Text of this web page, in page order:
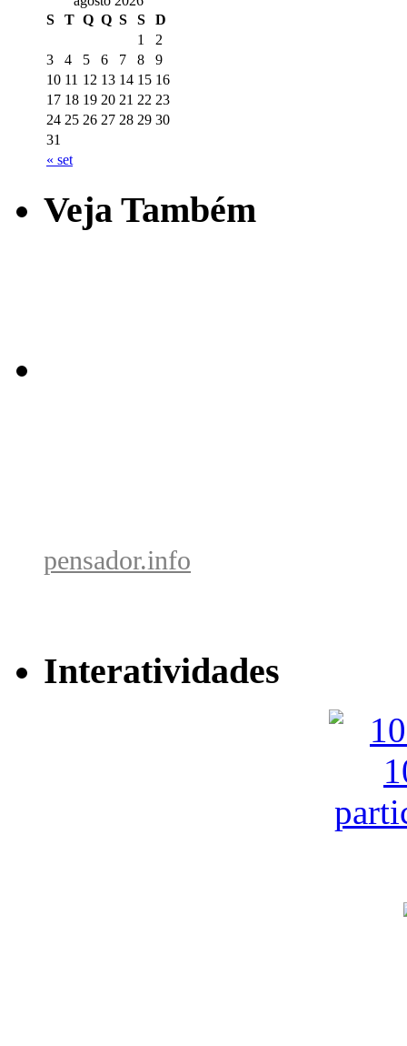
S
T Q Q S S D
« set
1
2
3
4 5 6 7 8
9
10 11 12 13 14 15 16
17 18 19 20 21 22 23
24 25 26 27 28 29 30
31
Veja Também
pensador.info
Interatividades